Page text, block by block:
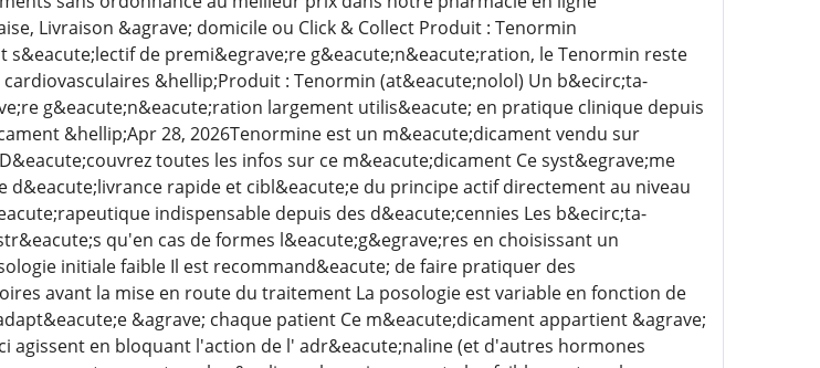
Livraison &agrave; domicile ou Click & Collect Produit : Tenormin
de premi&egrave;re g&eacute;n&eacute;ration, le Tenormin reste
&hellip;Produit : Tenormin (at&eacute;nolol) Un b&ecirc;ta-
g&eacute;n&eacute;ration largement utilis&eacute; en pratique clinique depuis
&hellip;Apr 28, 2026Tenormine est un m&eacute;dicament vendu sur
toutes les infos sur ce m&eacute;dicament Ce syst&egrave;me
rapide et cibl&eacute;e du principe actif directement au niveau
indispensable depuis des d&eacute;cennies Les b&ecirc;ta-
qu'en cas de formes l&eacute;g&egrave;res en choisissant un
initiale faible Il est recommand&eacute; de faire pratiquer des
avant la mise en route du traitement La posologie est variable en fonction de
&agrave; chaque patient Ce m&eacute;dicament appartient &agrave;
agissent en bloquant l'action de l' adr&eacute;naline (et d'autres hormones